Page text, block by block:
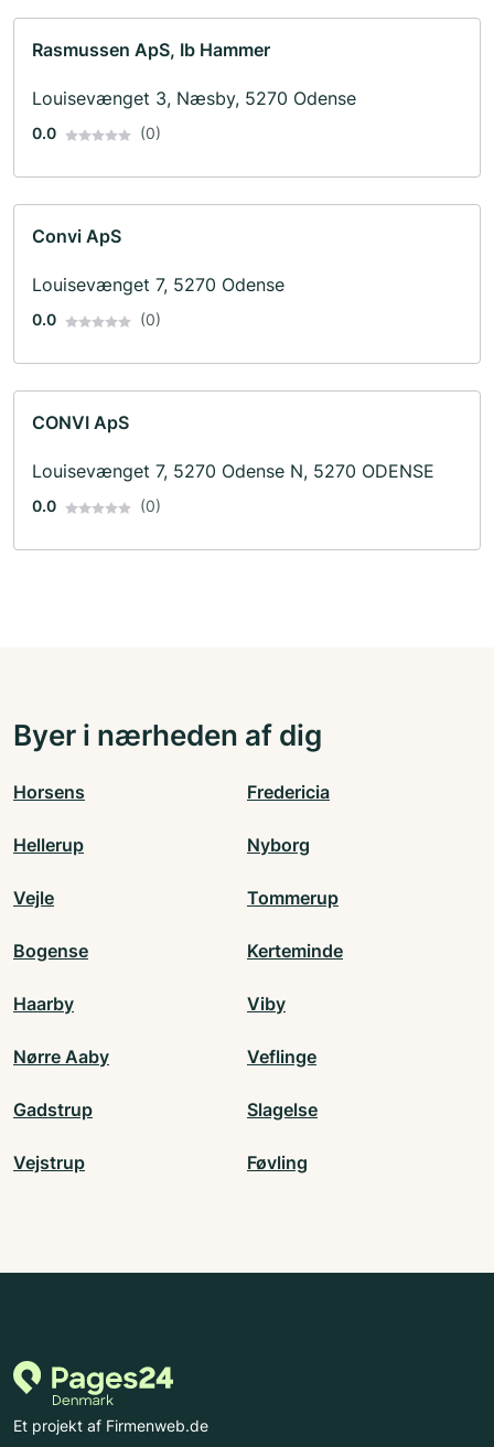
Rasmussen ApS, Ib Hammer
Louisevænget 3, Næsby, 5270 Odense
0.0 (0)
Convi ApS
Louisevænget 7, 5270 Odense
0.0 (0)
CONVI ApS
Louisevænget 7, 5270 Odense N, 5270 ODENSE
0.0 (0)
Byer i nærheden af dig
Horsens Fredericia
Hellerup Nyborg
Vejle Tommerup
Bogense Kerteminde
Haarby Viby
Nørre Aaby Veflinge
Gadstrup Slagelse
Vejstrup Føvling
Et projekt af Firmenweb.de